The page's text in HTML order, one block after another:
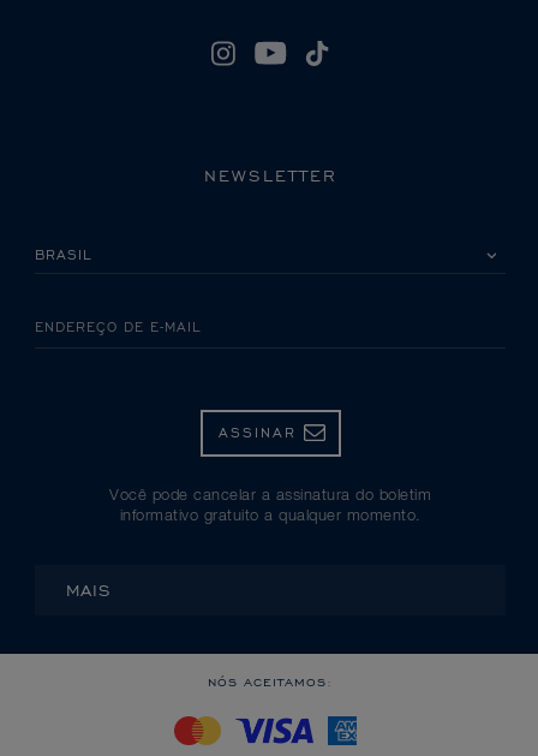
NEWSLETTER
ENDEREÇO DE E-MAIL
ASSINAR
Você pode cancelar a assinatura do boletim
informativo gratuito a qualquer momento.
MAIS
NÓS ACEITAMOS: